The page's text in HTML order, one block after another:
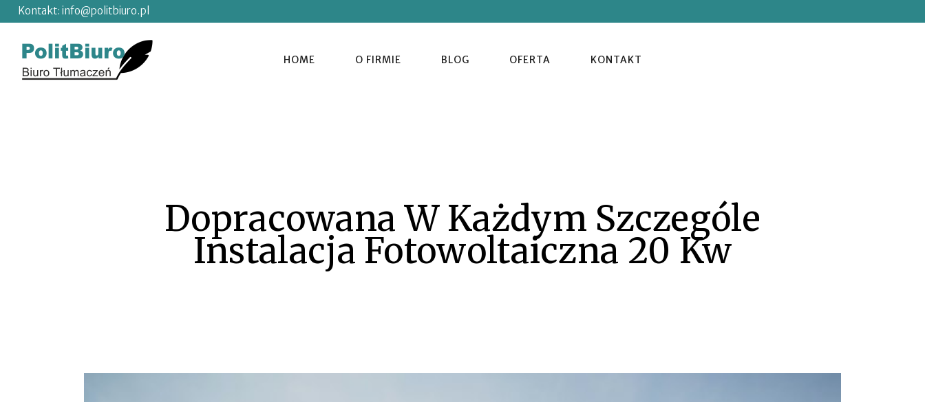
Kontakt: info@politbiuro.pl
HOME O FIRMIE BLOG OFERTA KONTAKT
Dopracowana W Każdym Szczególe
Instalacja Fotowoltaiczna 20 Kw